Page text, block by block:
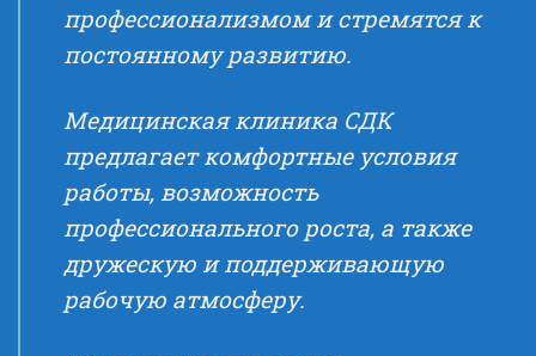
профессионализмом и стремятся к
постоянному развитию.
Медицинская клиника СДК
предлагает комфортные условия
работы, возможность
профессионального роста, а также
дружескую и поддерживающую
рабочую атмосферу.